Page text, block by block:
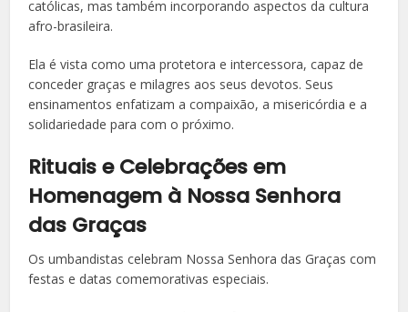
católicas, mas também incorporando aspectos da cultura
afro-brasileira.
Ela é vista como uma protetora e intercessora, capaz de
conceder graças e milagres aos seus devotos. Seus
ensinamentos enfatizam a compaixão, a misericórdia e a
solidariedade para com o próximo.
Rituais e Celebrações em
Homenagem à Nossa Senhora
das Graças
Os umbandistas celebram Nossa Senhora das Graças com
festas e datas comemorativas especiais.